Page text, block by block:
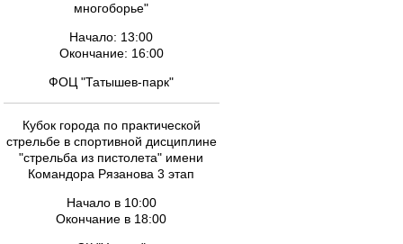
многоборье"
Начало: 13:00
Окончание: 16:00
ФОЦ "Татышев-парк"
Кубок города по практической
стрельбе в спортивной дисциплине
"стрельба из пистолета" имени
Командора Рязанова 3 этап
Начало в 10:00
Окончание в 18:00